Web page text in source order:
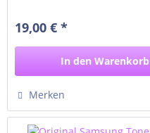
19,00 € *
In den Warenkorb
Merken